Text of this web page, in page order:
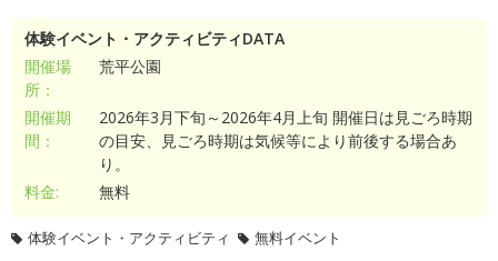
体験イベント・アクティビティDATA
開催場
所：
荒平公園
開催期
間：
2026年3月下旬～2026年4月上旬 開催日は見ごろ時期
の目安、見ごろ時期は気候等により前後する場合あ
り。
料金:
無料
体験イベント・アクティビティ 無料イベント